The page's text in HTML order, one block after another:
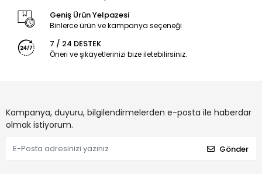
Geniş Ürün Yelpazesi
Binlerce ürün ve kampanya seçeneği
7 / 24 DESTEK
Öneri ve şikayetlerinizi bize iletebilirsiniz.
Kampanya, duyuru, bilgilendirmelerden e-posta ile haberdar
olmak istiyorum.
Gönder